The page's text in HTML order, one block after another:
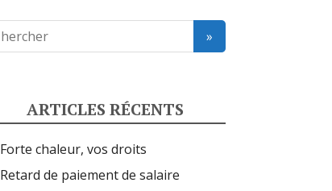
ARTICLES RÉCENTS
Forte chaleur, vos droits
Retard de paiement de salaire